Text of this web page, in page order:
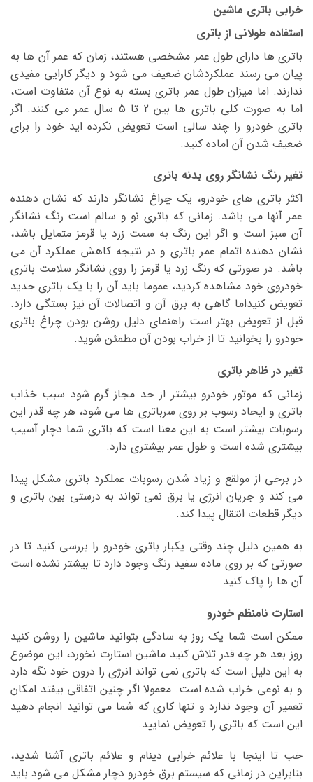
خرابی باتری ماشین
استفاده طولانی از باتری
باتری ها دارای طول عمر مشخصی هستند، زمان که عمر آن ها به
پیان می رسند عملکردشان ضعیف می شود و دیگر کارایی مفیدی
ندارند. اما میزان طول عمر باتری بسته به نوع آن متفاوت است،
اما به صورت کلی باتری ها بین 2 تا 5 سال عمر می کنند. اگر
باتری خودرو را چند سالی است تعویض نکرده اید خود را برای
ضعیف شدن آن اماده کنید.
تغیر رنگ نشانگر روی بدنه باتری
اکثر باتری های خودرو، یک چراغ نشانگر دارند که نشان دهنده
عمر آنها می باشد. زمانی که باتری نو و سالم است رنگ نشانگر
آن سبز است و اگر این رنگ به سمت زرد یا قرمز متمایل باشد،
نشان دهنده اتمام عمر باتری و در نتیجه کاهش عملکرد آن می
باشد. در صورتی که رنگ زرد یا قرمز را روی نشانگر سلامت باتری
خودروی خود مشاهده کردید، عموما باید آن را با یک باتری جدید
تعویض کنیداما گاهی به برق آن و اتصالات آن نیز بستگی دارد.
قبل از تعویض بهتر است راهنمای دلیل روشن بودن چراغ باتری
خودرو را بخوانید تا از خراب بودن آن مطمئن شوید.
تغیر در ظاهر باتری
زمانی که موتور خودرو بیشتر از حد مجاز گرم شود سبب خذاب
باتری و ایحاد رسوب بر روی سرباتری ها می شود، هر چه قدر این
رسوبات بیشتر است به این معنا است که باتری شما دچار آسیب
بیشتری شده است و طول عمر بیشتری دارد.
در برخی از مولقع و زیاد شدن رسوبات عملکرد باتری مشکل پیدا
می کند و جریان انرژی یا برق نمی تواند به درستی بین باتری و
دیگر قطعات انتقال پیدا کند.
به همین دلیل چند وقتی یکبار باتری خودرو را بررسی کنید تا در
صورتی که بر روی ماده سفید رنگ وجود دارد تا بیشتر نشده است
آن ها را پاک کنید.
استارت نامنظم خودرو
ممکن است شما یک روز به سادگی بتوانید ماشین را روشن کنید
روز بعد هر چه قدر تلاش کنید ماشین استارت نخورد، این موضوع
به این دلیل است که باتری نمی تواند انرژی را درون خود نگه دارد
و به نوعی خراب شده است. معمولا اگر چنین اتفاقی بیفتد امکان
تعمیر آن وجود ندارد و تنها کاری که شما می توانید انجام دهید
این است که باتری را تعویض نمایید.
خب تا اینجا با علائم خرابی دینام و علائم باتری آشنا شدید،
بنابراین در زمانی که سیستم برق خودرو دچار مشکل می شود باید